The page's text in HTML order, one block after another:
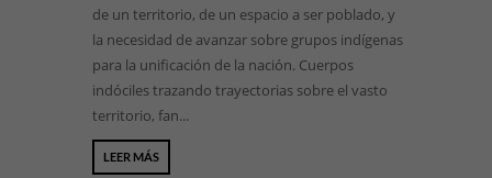
de un territorio, de un espacio a ser poblado, y
la necesidad de avanzar sobre grupos indígenas
para la unificación de la nación. Cuerpos
indóciles trazando trayectorias sobre el vasto
territorio, fan...
LEER MÁS